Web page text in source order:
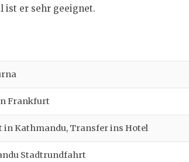
ist er sehr geeignet.
Frankfurt
in Kathmandu, Transfer ins Hotel
Stadtrundfahrt